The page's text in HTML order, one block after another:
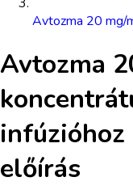
Avtozma 20 mg/
Avtozma
infúzióhoz
előírás